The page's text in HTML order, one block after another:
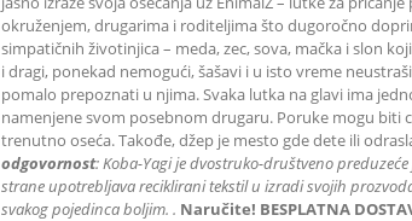
okruženjem, drugarima i roditeljima što dugoročno
simpatičnih životinjica – meda, zec, sova, mačka i slon
i dragi, ponekad nemogući, šašavi i u isto vreme
pomalo prepoznati u njima. Svaka lutka na glavi ima
namenjene svom posebnom drugaru. Poruke mogu biti
trenutno oseća. Takođe, džep je mesto gde dete ili
odgovornost: Koba-Yagi je dvostruko-društveno
strane upotrebljava reciklirani tekstil u izradi svojih
svakog pojedinca boljim. . Naručite! BESPLATNA